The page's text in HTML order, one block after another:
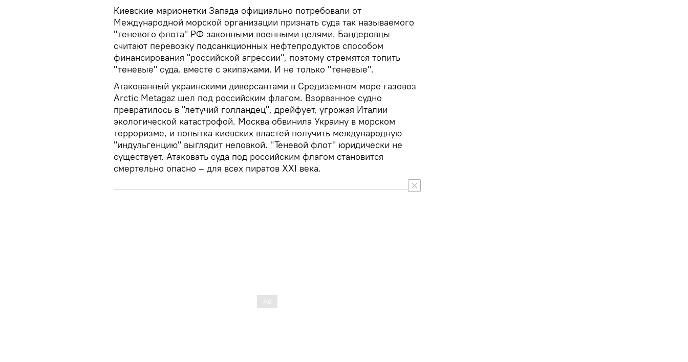
Киевские марионетки Запада официально потребовали от
Международной морской организации признать суда так называемого
"теневого флота" РФ законными военными целями. Бандеровцы
считают перевозку подсанкционных нефтепродуктов способом
финансирования "российской агрессии", поэтому стремятся топить
"теневые" суда, вместе с экипажами. И не только "теневые".
Атакованный украинскими диверсантами в Средиземном море газовоз
Arctic Metagaz шел под российским флагом. Взорванное судно
превратилось в "летучий голландец", дрейфует, угрожая Италии
экологической катастрофой. Москва обвинила Украину в морском
терроризме, и попытка киевских властей получить международную
"индульгенцию" выглядит неловкой. "Теневой флот" юридически не
существует. Атаковать суда под российским флагом становится
смертельно опасно – для всех пиратов XXI века.